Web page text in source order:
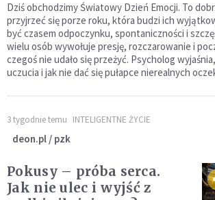
Dziś obchodzimy Światowy Dzień Emocji. To
przyjrzeć się porze roku, która budzi ich
być czasem odpoczynku, spontaniczności i
wielu osób wywołuje presję, rozczarowanie i
czegoś nie udało się przeżyć. Psycholog
uczucia i jak nie dać się pułapce nierealnych
3 tygodnie temu INTELIGENTNE ŻYCIE
deon.pl / pzk
Pokusy – próba serca.
Jak nie ulec i wyjść z